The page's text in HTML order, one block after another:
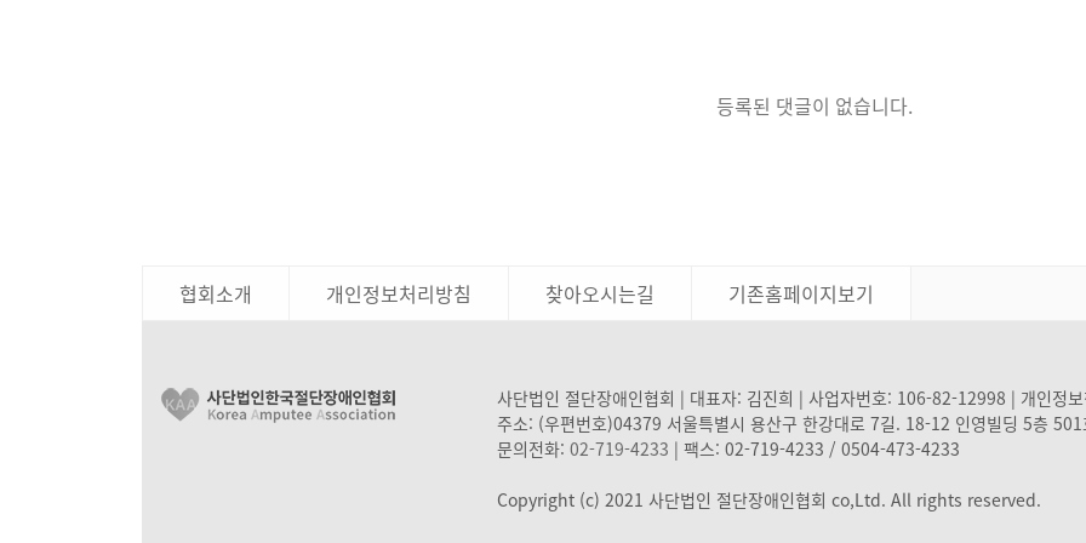
등록된 댓글이 없습니다.
협회소개 개인정보처리방침 찾아오시는길 기존홈페이지보기
사단법인 절단장애인협회 | 대표자: 김진희 | 사업자번호: 106-82-12998 | 개인정보
주소: (우편번호)04379 서울특별시 용산구 한강대로 7길. 18-12 인영빌딩 5층 501
문의전화: 02-719-4233 | 팩스: 02-719-4233 / 0504-473-4233
Copyright (c) 2021 사단법인 절단장애인협회 co,Ltd. All rights reserved.